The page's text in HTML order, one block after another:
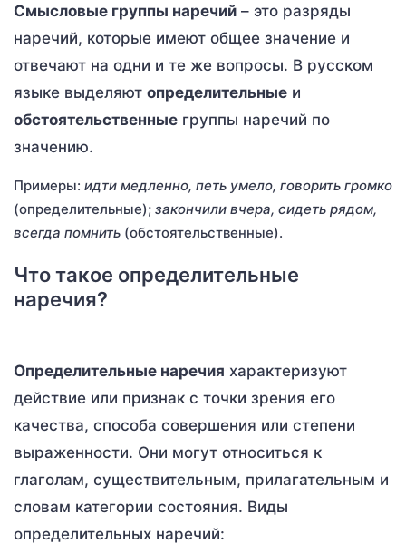
Смысловые группы наречий – это разряды
наречий, которые имеют общее значение и
отвечают на одни и те же вопросы. В русском
языке выделяют определительные и
обстоятельственные группы наречий по
значению.
Примеры: идти медленно, петь умело, говорить громко
(определительные); закончили вчера, сидеть рядом,
всегда помнить (обстоятельственные).
Что такое определительные
наречия?
Определительные наречия характеризуют
действие или признак с точки зрения его
качества, способа совершения или степени
выраженности. Они могут относиться к
глаголам, существительным, прилагательным и
словам категории состояния. Виды
определительных наречий: